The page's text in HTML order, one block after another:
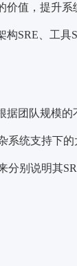
价值，提升系
SRE、工具
团队规模的
系统支持下的
别说明其